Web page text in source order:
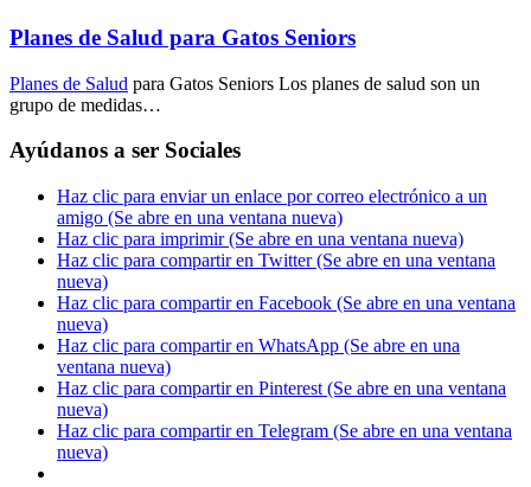
Planes de Salud para Gatos Seniors
Planes de Salud para Gatos Seniors Los planes de salud son un
grupo de medidas…
Ayúdanos a ser Sociales
Haz clic para enviar un enlace por correo electrónico a un
amigo (Se abre en una ventana nueva)
Haz clic para imprimir (Se abre en una ventana nueva)
Haz clic para compartir en Twitter (Se abre en una ventana
nueva)
Haz clic para compartir en Facebook (Se abre en una ventana
nueva)
Haz clic para compartir en WhatsApp (Se abre en una
ventana nueva)
Haz clic para compartir en Pinterest (Se abre en una ventana
nueva)
Haz clic para compartir en Telegram (Se abre en una ventana
nueva)